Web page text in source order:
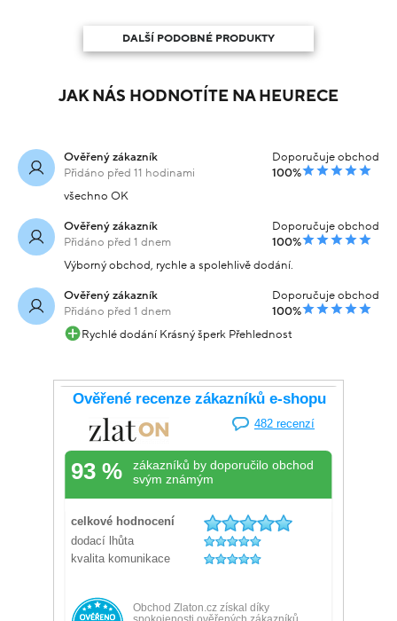
DALŠÍ PODOBNÉ PRODUKTY
JAK NÁS HODNOTÍTE NA HEURECE
Ověřený zákazník
Přidáno před 11 hodinami
Doporučuje obchod
100%
všechno OK
Ověřený zákazník
Přidáno před 1 dnem
Doporučuje obchod
100%
Výborný obchod, rychle a spolehlivě dodání.
Ověřený zákazník
Přidáno před 1 dnem
Doporučuje obchod
100%
Rychlé dodání Krásný šperk Přehlednost